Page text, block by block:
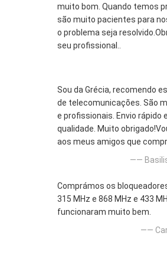
muito bom. Quando temos
são muito pacientes para
o problema seja
seu profissional..
Sou da Grécia, recomendo
de telecomunicações. São
e profissionais. Envio rápido
qualidade. Muito
aos meus amigos que
——
Comprámos os
315 MHz e 868 MHz e 433
funcionaram muito bem.
——